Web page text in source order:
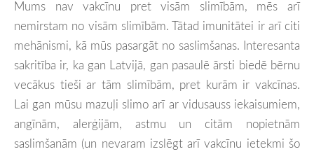
Mums nav vakcīnu pret visām slimībām, mēs arī
nemirstam no visām slimībām. Tātad imunitātei ir arī citi
mehānismi, kā mūs pasargāt no saslimšanas. Interesanta
sakritība ir, ka gan Latvijā, gan pasaulē ārsti biedē bērnu
vecākus tieši ar tām slimībām, pret kurām ir vakcīnas.
Lai gan mūsu mazuļi slimo arī ar vidusauss iekaisumiem,
angīnām, alerģijām, astmu un citām nopietnām
saslimšanām (un nevaram izslēgt arī vakcīnu ietekmi šo